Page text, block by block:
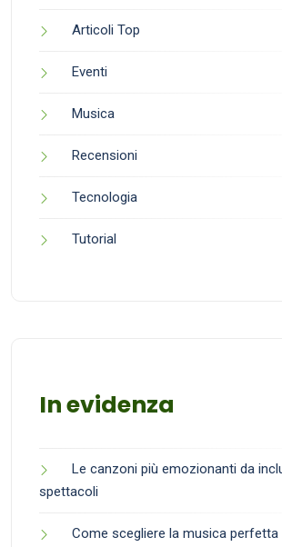
Articoli Top
Eventi
Musica
Recensioni
Tecnologia
Tutorial
In evidenza
Le canzoni più emozionanti da
spettacoli
Come scegliere la musica perfetta